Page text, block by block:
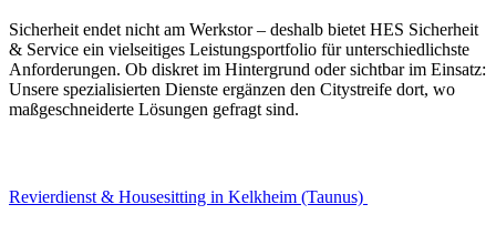
Sicherheit endet nicht am Werkstor – deshalb bietet HES Sicherheit
& Service ein vielseitiges Leistungsportfolio für unterschiedlichste
Anforderungen. Ob diskret im Hintergrund oder sichtbar im Einsatz:
Unsere spezialisierten Dienste ergänzen den Citystreife dort, wo
maßgeschneiderte Lösungen gefragt sind.
Revierdienst & Housesitting in Kelkheim (Taunus)